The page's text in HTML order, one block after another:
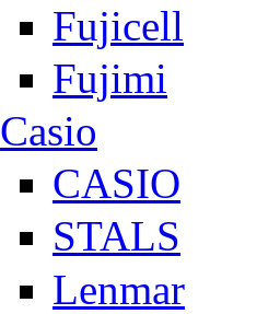
Fujicell
Fujimi
Casio
CASIO
STALS
Lenmar